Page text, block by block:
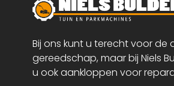
Bij ons kunt u terecht voor
gereedschap, maar bij Niels
u ook aankloppen voor